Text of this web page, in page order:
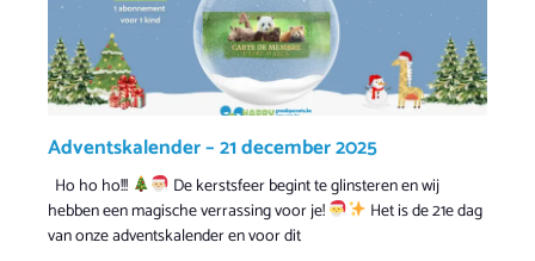
Adventskalender – 21 december 2025
Ho ho ho!!!
De kerstsfeer begint te glinsteren en wij
hebben een magische verrassing voor je!
Het is de 21e dag
van onze adventskalender en voor dit